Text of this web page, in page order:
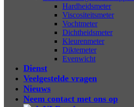
Hardheidsmeter
Viscositeitsmeter
Vochtmeter
Dichtheidsmeter
Kleurenmeter
Diktemeter
Evenwicht
Dienst
Veelgestelde vragen
Nieuws
Neem contact met ons op